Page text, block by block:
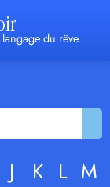
du rêve
J K L M